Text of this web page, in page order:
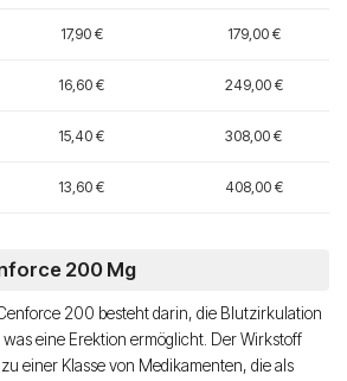
17,90 € 179,00 €
16,60 € 249,00 €
15,40 € 308,00 €
13,60 € 408,00 €
200 Mg
200 besteht darin, die Blutzirkulation
eine Erektion ermöglicht. Der Wirkstoff
einer Klasse von Medikamenten, die als